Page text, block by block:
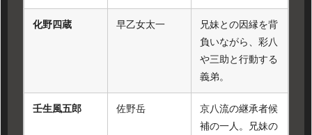
化野四蔵 早乙女太一
兄妹との因縁を背
負いながら、彩八
や三助と行動する
義弟。
壬生風五郎 佐野岳
京八流の継承者候
補の一人。兄妹の